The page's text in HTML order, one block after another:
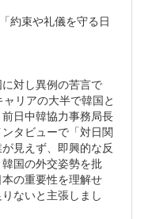
約束や礼儀を守る日
対し異例の苦言で
リアの大半で韓国と
日中韓協力事務局長
タビューで「対日関
見えず、即興的な反
国の外交姿勢を批
の重要性を理解せ
ないと主張しまし